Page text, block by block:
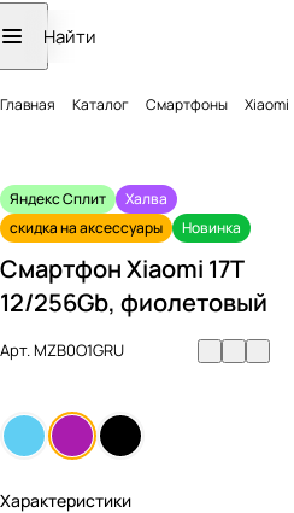
Главная Каталог Смартфоны Xiaomi
Яндекс Сплит
Халва
скидка на аксессуары
Новинка
Смартфон Xiaomi 17T
12/256Gb, фиолетовый
Арт.MZB0O1GRU
Характеристики